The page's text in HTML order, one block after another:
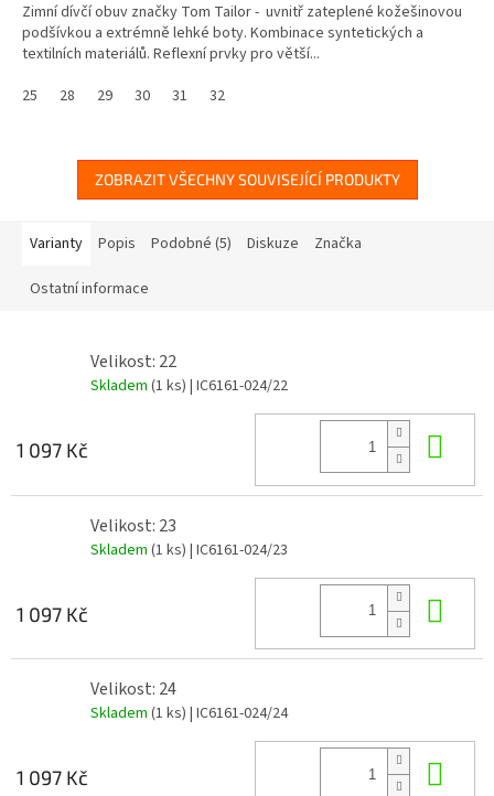
Zimní dívčí obuv značky Tom Tailor - uvnitř zateplené kožešinovou
podšívkou a extrémně lehké boty. Kombinace syntetických a
textilních materiálů. Reflexní prvky pro větší...
25
28 29 30 31 32
ZOBRAZIT VŠECHNY SOUVISEJÍCÍ PRODUKTY
Varianty Popis Podobné (5) Diskuze Značka
Ostatní informace
Velikost: 22
Skladem (1 ks) | IC6161-024/22
1 097 Kč
Velikost: 23
Skladem (1 ks) | IC6161-024/23
1 097 Kč
Velikost: 24
Skladem (1 ks) | IC6161-024/24
1 097 Kč